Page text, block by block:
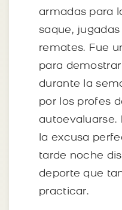
armadas para
saque,
remates. Fue
para
durante la
por los profes
autoevaluarse.
la excusa
tarde noche
deporte que
practicar.